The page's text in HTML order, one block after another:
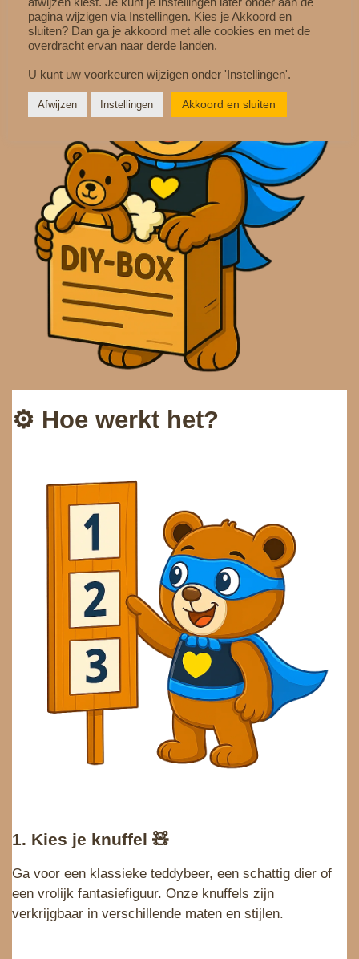
⚙️ Hoe werkt het?
1. Kies je knuffel 🧸
Ga voor een klassieke teddybeer, een schattig dier of
een vrolijk fantasiefiguur. Onze knuffels zijn
verkrijgbaar in verschillende maten en stijlen.
pagina wijzigen via Instellingen. Kies je Akkoord en
sluiten? Dan ga je akkoord met alle cookies en met de
overdracht ervan naar derde landen.
U kunt uw voorkeuren wijzigen onder 'Instellingen'.
Afwijzen Instellingen Akkoord en sluiten